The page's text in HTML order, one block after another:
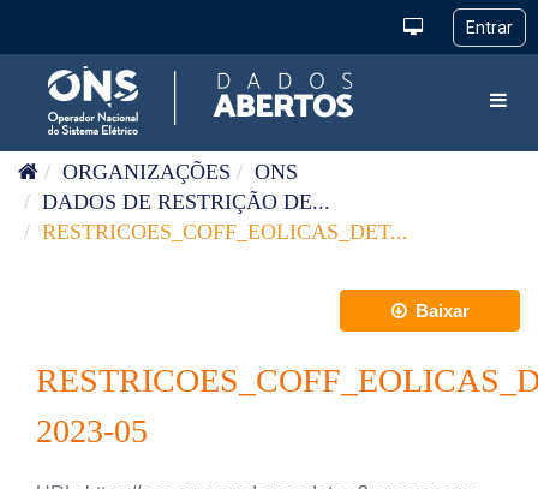
ORGANIZAÇÕES
ONS
DADOS DE RESTRIÇÃO DE...
RESTRICOES_COFF_EOLICAS_DET...
Baixar
2023-05